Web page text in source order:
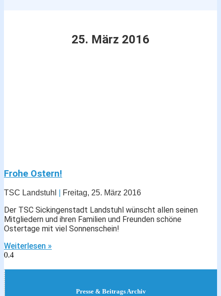
25. März 2016
Frohe Ostern!
TSC Landstuhl Freitag, 25. März 2016
Der TSC Sickingenstadt Landstuhl wünscht allen seinen
Mitgliedern und ihren Familien und Freunden schöne
Ostertage mit viel Sonnenschein!
Weiterlesen »
Presse & Beitrags Archiv